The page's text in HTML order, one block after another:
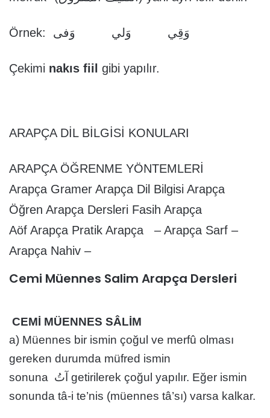
Örnek: وَقِي وَلي وَفى
Çekimi nakıs fiil gibi yapılır.
ARAPÇA DİL BİLGİSİ KONULARI
ARAPÇA ÖĞRENME YÖNTEMLERİ
Arapça Gramer Arapça Dil Bilgisi Arapça
Öğren Arapça Dersleri Fasih Arapça
Aöf Arapça Pratik Arapça – Arapça Sarf –
Arapça Nahiv –
Cemi Müennes Salim Arapça Dersleri
CEMİ MÜENNES SÂLİM
a) Müennes bir ismin çoğul ve merfû olması
gereken durumda müfred ismin
sonuna آتُ getirilerek çoğul yapılır. Eğer ismin
sonunda tâ-i te’nis (müennes tâ’sı) varsa kalkar.